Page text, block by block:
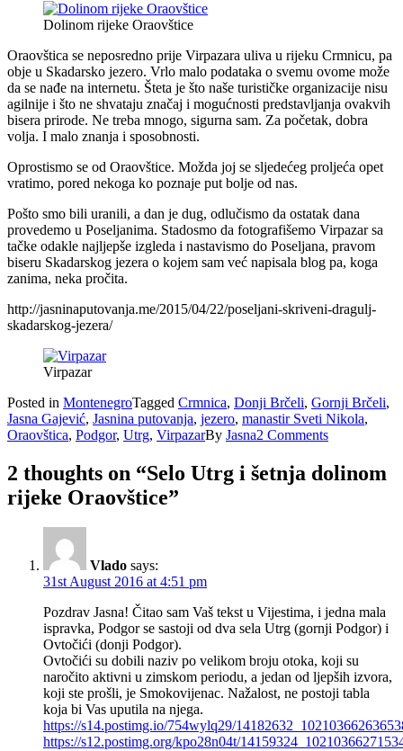
Dolinom rijeke Oraovštice
Oraovštica se neposredno prije Virpazara uliva u rijeku Crmnicu, pa
obje u Skadarsko jezero. Vrlo malo podataka o svemu ovome može
da se nađe na internetu. Šteta je što naše turističke organizacije nisu
agilnije i što ne shvataju značaj i mogućnosti predstavljanja ovakvih
bisera prirode. Ne treba mnogo, sigurna sam. Za početak, dobra
volja. I malo znanja i sposobnosti.
Oprostismo se od Oraovštice. Možda joj se sljedećeg proljeća opet
vratimo, pored nekoga ko poznaje put bolje od nas.
Pošto smo bili uranili, a dan je dug, odlučismo da ostatak dana
provedemo u Poseljanima. Stadosmo da fotografišemo Virpazar sa
tačke odakle najljepše izgleda i nastavismo do Poseljana, pravom
biseru Skadarskog jezera o kojem sam već napisala blog pa, koga
zanima, neka pročita.
http://jasninaputovanja.me/2015/04/22/poseljani-skriveni-dragulj-
skadarskog-jezera/
Virpazar
Posted in MontenegroTagged Crmnica, Donji Brčeli, Gornji Brčeli,
Jasna Gajević, Jasnina putovanja, jezero, manastir Sveti Nikola,
Oraovštica, Podgor, Utrg, VirpazarBy Jasna2 Comments
2 thoughts on “Selo Utrg i šetnja dolinom
rijeke Oraovštice”
Vlado says:
31st August 2016 at 4:51 pm
Pozdrav Jasna! Čitao sam Vaš tekst u Vijestima, i jedna mala
ispravka, Podgor se sastoji od dva sela Utrg (gornji Podgor) i
Ovtočići (donji Podgor).
Ovtočići su dobili naziv po velikom broju otoka, koji su
naročito aktivni u zimskom periodu, a jedan od ljepših izvora,
koji ste prošli, je Smokovijenac. Nažalost, ne postoji tabla
koja bi Vas uputila na njega.
https://s14.postimg.io/754wylq29/
https://s12.postimg.org/kpo28n04t/